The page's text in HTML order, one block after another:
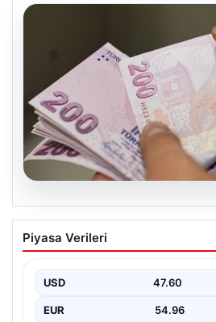
05.08.2026
Bayram ikramiyeleri ne
2026 Kurban Bayramı
Piyasa Verileri
USD 47.60
EUR 54.96